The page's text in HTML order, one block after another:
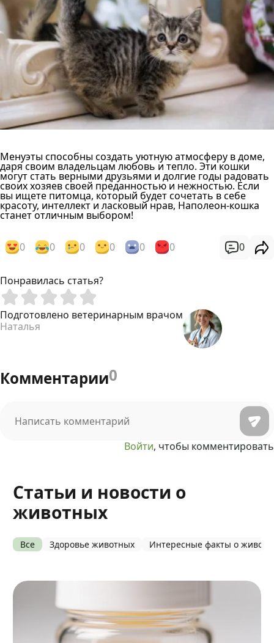
Менуэты способны создать уютную атмосферу в доме,
даря своим владельцам любовь и тепло. Эти кошки
могут стать верными друзьями и долгие годы радовать
своих хозяев своей преданностью и нежностью. Если
вы ищете питомца, который будет сочетать в себе
красоту, интеллект и ласковый нрав, Наполеон-кошка
станет отличным выбором!
0 0 0 0 0 0 0
Понравилась статья?
Подготовлено ветеринарным врачом
Наталья
Комментарии0
Войти, чтобы комментировать
Статьи и новости о
животных
Все Здоровье животных Интересные факты о